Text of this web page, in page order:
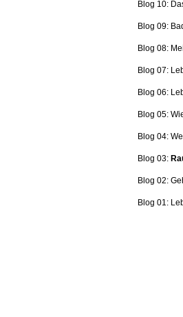
Blog 10:
Blog 09:
Blog 08:
Blog 07:
Blog 06:
Blog 05:
Blog 04:
Blog 03:
Blog 02:
Blog 01: